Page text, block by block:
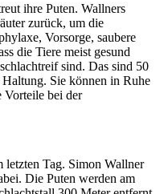
ihre Puten. Wallners
zurück, um die
Vorsorge, saubere
die Tiere meist gesund
sind. Das sind 50
Sie können in Ruhe
Vorteile bei der
letzten Tag. Simon Wallner
Die Puten werden am